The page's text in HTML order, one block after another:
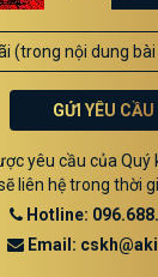
GỬI YÊU CẦU
yêu cầu của Quý
liên hệ trong thời
Hotline:
Email: